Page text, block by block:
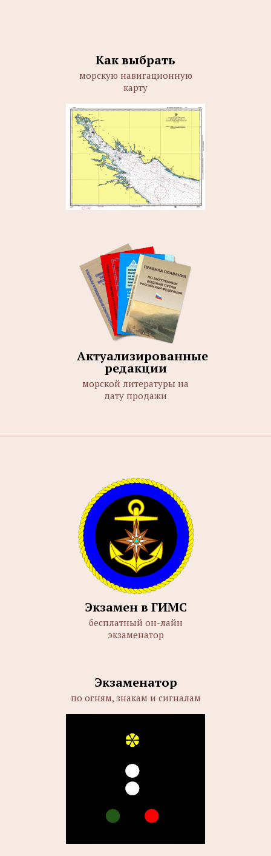
Как выбрать
морскую навигационную
карту
Актуализированные
редакции
морской литературы на
дату продажи
Экзамен в ГИМС
бесплатный он-лайн
экзаменатор
Экзаменатор
по огням, знакам и сигналам